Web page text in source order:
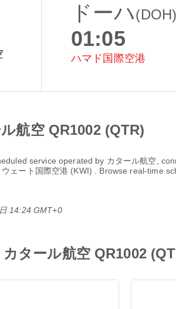
ドーハ(DOH)
01:05
ハマド国際空港
航空 QR1002 (QTR)
service operated by カタール航空 ,
ウェート国際空港 (KWI) . Browse real-time
14:24 GMT+0
タール航空 QR1002